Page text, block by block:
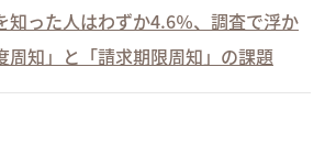
知った人はわずか4.6％、調査で浮か
周知」と「請求期限周知」の課題